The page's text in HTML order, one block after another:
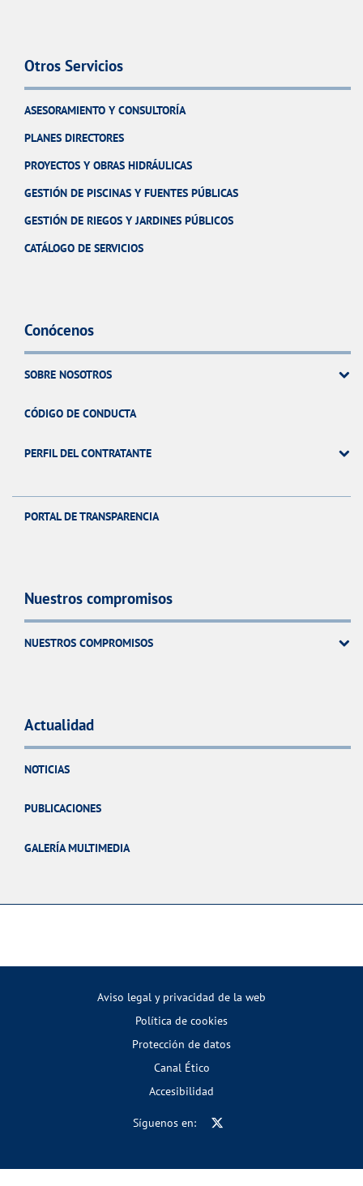
Otros Servicios
ASESORAMIENTO Y CONSULTORÍA
PLANES DIRECTORES
PROYECTOS Y OBRAS HIDRÁULICAS
GESTIÓN DE PISCINAS Y FUENTES PÚBLICAS
GESTIÓN DE RIEGOS Y JARDINES PÚBLICOS
CATÁLOGO DE SERVICIOS
Conócenos
SOBRE NOSOTROS
CÓDIGO DE CONDUCTA
PERFIL DEL CONTRATANTE
PORTAL DE TRANSPARENCIA
Nuestros compromisos
NUESTROS COMPROMISOS
Actualidad
NOTICIAS
PUBLICACIONES
GALERÍA MULTIMEDIA
Aviso legal y privacidad de la web
Política de cookies
Protección de datos
Canal Ético
Accesibilidad
Síguenos en: